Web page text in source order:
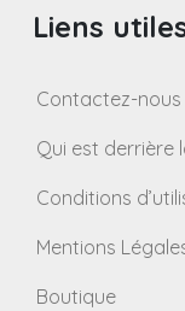
Liens
Contactez-nous
Qui est derrière
Conditions
Mentions
Boutique